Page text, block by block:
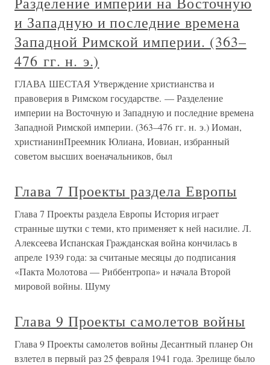
и Западную и последние времена
Западной Римской империи. (363–
476 гг. н. э.)
ГЛАВА ШЕСТАЯ Утверждение христианства и
правоверия в Римском государстве. — Разделение
империи на Восточную и Западную и последние времена
Западной Римской империи. (363–476 гг. н. э.) Иоман,
христианинПреемник Юлиана, Иовиан, избранный
советом высших военачальников, был
Глава 7 Проекты раздела Европы
Глава 7 Проекты раздела Европы История играет
странные шутки с теми, кто применяет к ней насилие. Л.
Алексеева Испанская Гражданская война кончилась в
апреле 1939 года: за считаные месяцы до подписания
«Пакта Молотова — Риббентропа» и начала Второй
мировой войны. Шуму
Глава 9 Проекты самолетов войны
Глава 9 Проекты самолетов войны Десантный планер Он
взлетел в первый раз 25 февраля 1941 года. Зрелище было